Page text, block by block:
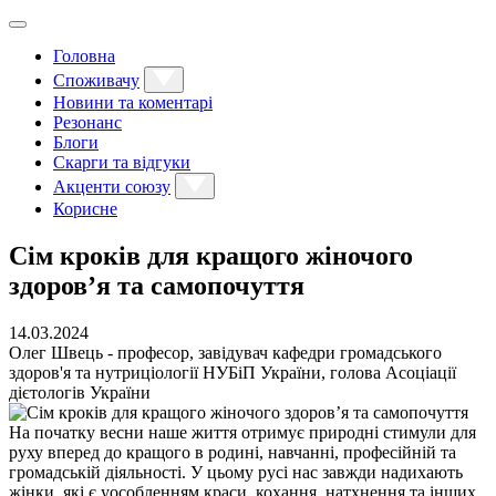
Головна
Споживачу
Новини та коментарі
Резонанс
Блоги
Скарги та відгуки
Акценти союзу
Корисне
Сім кроків для кращого жіночого
здоров’я та самопочуття
14.03.2024
Олег Швець - професор, завідувач кафедри громадського
здоров'я та нутриціології НУБіП України, голова Асоціації
дієтологів України
На початку весни наше життя отримує природні стимули для
руху вперед до кращого в родині, навчанні, професійній та
громадській діяльності. У цьому русі нас завжди надихають
жінки, які є уособленням краси, кохання, натхнення та інших